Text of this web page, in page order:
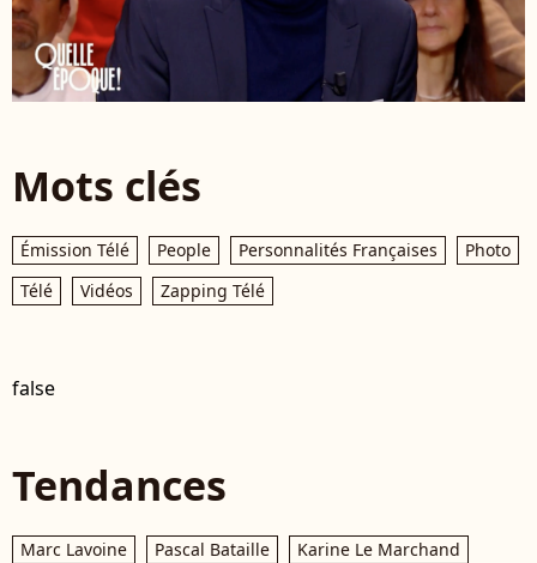
Mots clés
Émission Télé People Personnalités Françaises
Photo
Télé
Vidéos Zapping Télé
false
Tendances
Marc Lavoine Pascal Bataille
Karine Le Marchand